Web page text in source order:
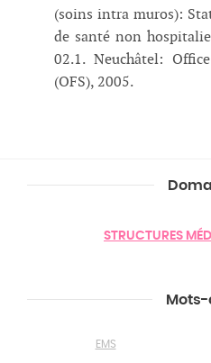
(soins intra muros):
de santé non
02.1. Neuchâtel:
(OFS), 2005.
STRUCTURES
EMS